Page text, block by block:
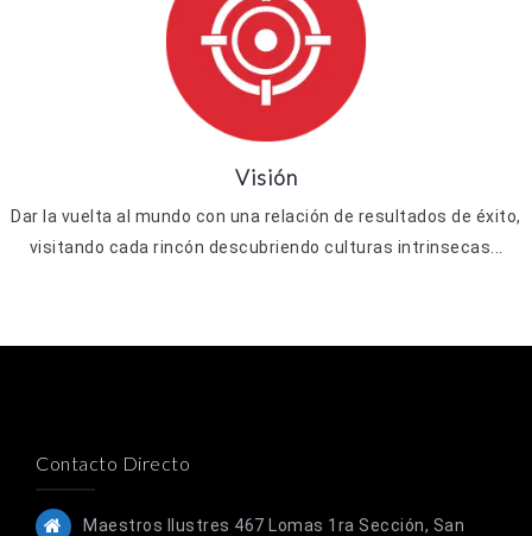
Visión
Dar la vuelta al mundo con una relación de resultados de éxito,
visitando cada rincón descubriendo culturas intrinsecas...
Contacto Directo
Maestros Ilustres 467 Lomas 1ra Sección, San